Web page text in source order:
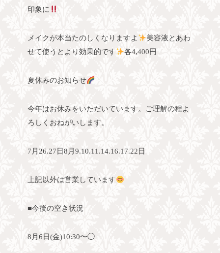
印象に
メイクが本当たのしくなりますよ
美容液とあわ
せて使うとより効果的です
各4,400円
夏休みのお知らせ
今年はお休みをいただいています。ご理解の程よ
ろしくおねがいします。
7月26.27日8月9.10.11.14.16.17.22日
上記以外は営業しています
■今後の空き状況
8月6日(金)10:30〜◯